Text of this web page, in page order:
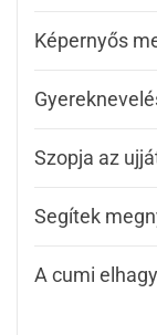
Képernyős
Szopja az
Segítek
A cumi